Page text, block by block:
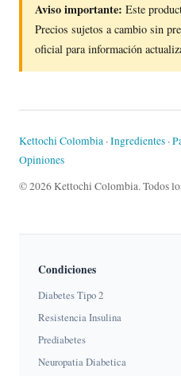
Aviso importante: Este
Precios sujetos a cambio sin
oficial para información
Kettochi Colombia ·Ingredientes ·
Opiniones
© 2026 Kettochi Colombia. Todos
Condiciones
Diabetes Tipo 2
Resistencia Insulina
Prediabetes
Neuropatia Diabetica